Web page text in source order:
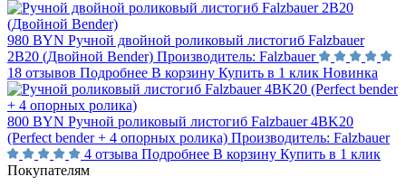
980 BYN Ручной двойной роликовый листогиб Falzbauer
2B20 (Двойной Bender) Производитель: Falzbauer
18 отзывов Подробнее В корзину Купить в 1 клик Новинка
800 BYN Ручной роликовый листогиб Falzbauer 4BK20
(Perfect bender + 4 опорных ролика) Производитель: Falzbauer
4 отзыва Подробнее В корзину Купить в 1 клик
Покупателям